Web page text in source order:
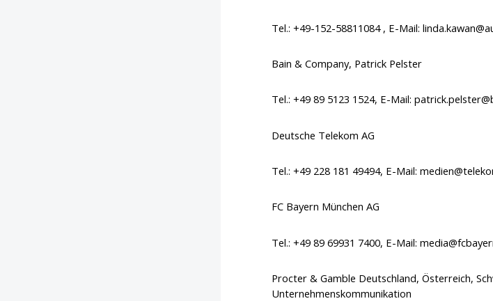
Tel.: +49-152-58811084 , E-Mail:
Bain & Company, Patrick Pelster
Tel.: +49 89 5123 1524, E-Mail:
Deutsche Telekom AG
Tel.: +49 228 181 49494, E-Mail:
FC Bayern München AG
Tel.: +49 89 69931 7400, E-Mail:
Procter & Gamble Deutschland, Österreich,
Unternehmenskommunikation